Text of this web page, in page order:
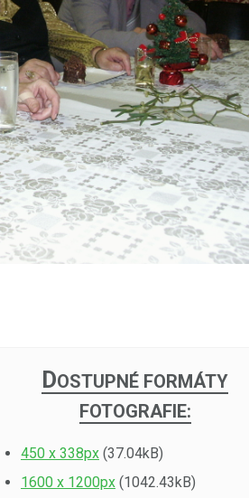
DOSTUPNÉ FORMÁTY
FOTOGRAFIE:
450 x 338px (37.04kB)
1600 x 1200px (1042.43kB)